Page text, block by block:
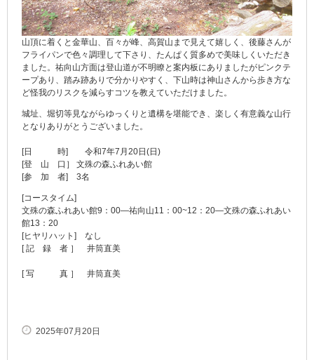
山頂に着くと金華山、百々が峰、高賀山まで見えて嬉しく、後藤さんが
フライパンで色々調理して下さり、たんぱく質多めで美味しくいただき
ました。祐向山方面は登山道が不明瞭と案内板にありましたがピンクテ
ープあり、踏み跡ありで分かりやすく、下山時は神山さんから歩き方な
ど怪我のリスクを減らすコツを教えていただけました。
城址、堀切等見ながらゆっくりと遺構を堪能でき、楽しく有意義な山行
となりありがとうございました。
[日 時] 令和7年7月20日(日)
[登 山 口］ 文殊の森ふれあい館
[参 加 者] 3名
[コースタイム]
文殊の森ふれあい館9：00―祐向山11：00~12：20―文殊の森ふれあい
館13：20
[ヒヤリハット] なし
[ 記 録 者 ］ 井筒直美
[ 写 真 ］ 井筒直美
2025年07月20日